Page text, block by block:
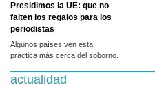
Presidimos la UE: que no
falten los regalos para los
periodistas
Algunos países ven esta
práctica más cerca del soborno.
actualidad